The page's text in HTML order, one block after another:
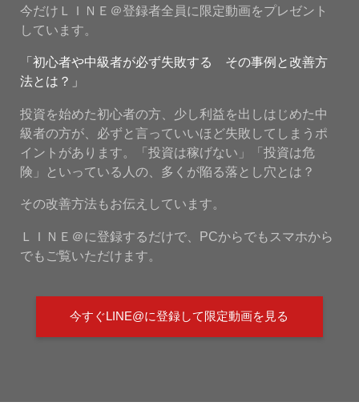
今だけＬＩＮＥ＠登録者全員に限定動画をプレゼント
しています。
「初心者や中級者が必ず失敗する その事例と改善方
法とは？」
投資を始めた初心者の方、少し利益を出しはじめた中
級者の方が、必ずと言っていいほど失敗してしまうポ
イントがあります。「投資は稼げない」「投資は危
険」といっている人の、多くが陥る落とし穴とは？
その改善方法もお伝えしています。
ＬＩＮＥ＠に登録するだけで、PCからでもスマホから
でもご覧いただけます。
今すぐLINE@に登録して限定動画を見る